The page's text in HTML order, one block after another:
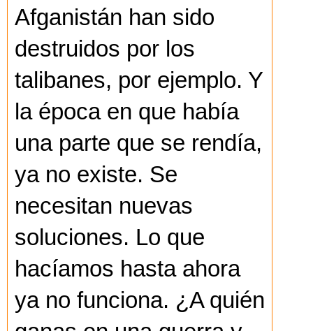
Afganistán han sido
destruidos por los
talibanes, por ejemplo. Y
la época en que había
una parte que se rendía,
ya no existe. Se
necesitan nuevas
soluciones. Lo que
hacíamos hasta ahora
ya no funciona. ¿A quién